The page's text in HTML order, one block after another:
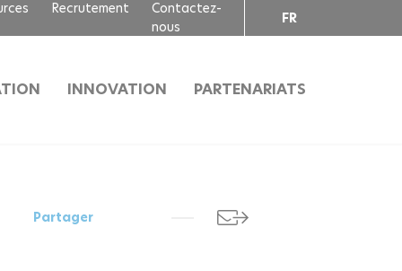
Recrutement
Contactez-
nous
FR
INNOVATION PARTENARIATS
Partager